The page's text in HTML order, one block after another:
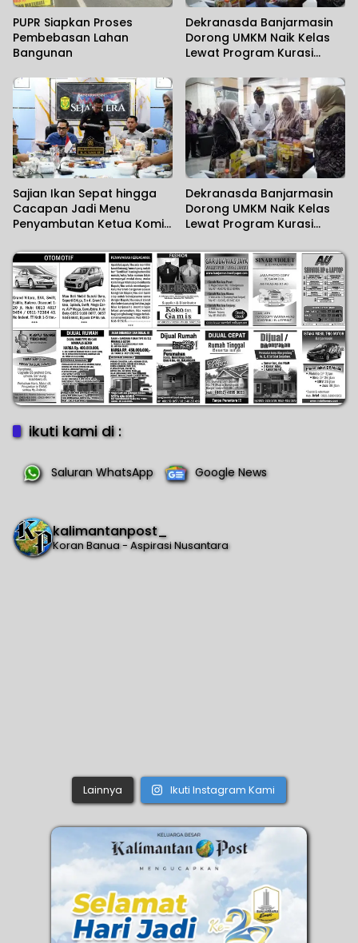
PUPR Siapkan Proses
Pembebasan Lahan
Bangunan
Dekranasda Banjarmasin
Dorong UMKM Naik Kelas
Lewat Program Kurasi
Sajian Ikan Sepat hingga
Cacapan Jadi Menu
Penyambutan Ketua Komisi
Dekranasda Banjarmasin
Dorong UMKM Naik Kelas
Lewat Program Kurasi
ikuti kami di :
Saluran WhatsApp Google News
kalimantanpost_
Koran Banua - Aspirasi Nusantara
Lainnya Ikuti Instagram Kami